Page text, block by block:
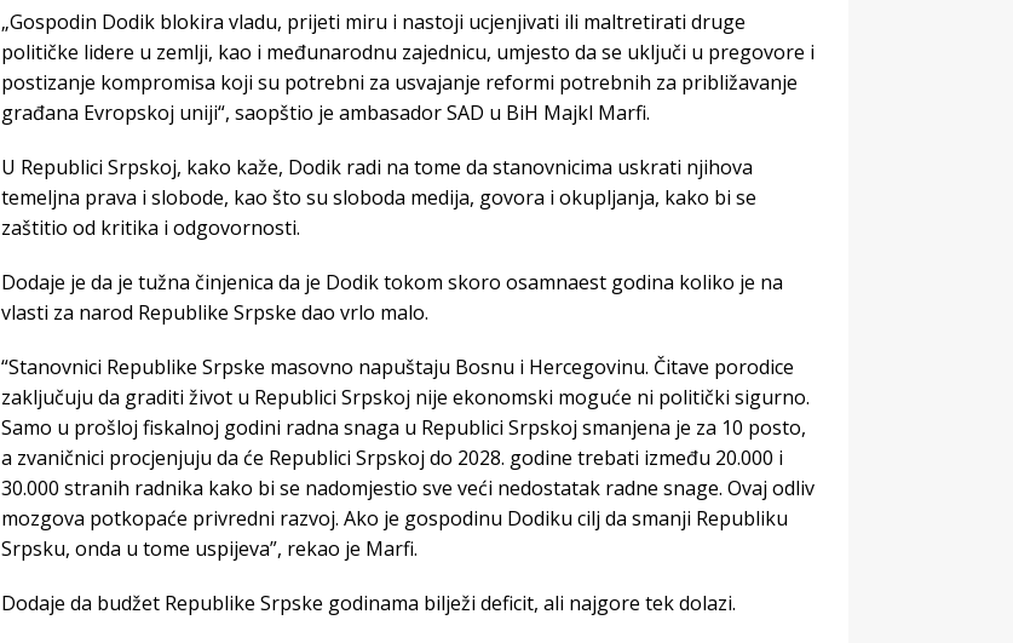
„Gospodin Dodik blokira vladu, prijeti miru i nastoji ucjenjivati ​​ili maltretirati druge
političke lidere u zemlji, kao i međunarodnu zajednicu, umjesto da se uključi u pregovore i
postizanje kompromisa koji su potrebni za usvajanje reformi potrebnih za približavanje
građana Evropskoj uniji“, saopštio je ambasador SAD u BiH Majkl Marfi.
U Republici Srpskoj, kako kaže, Dodik radi na tome da stanovnicima uskrati njihova
temeljna prava i slobode, kao što su sloboda medija, govora i okupljanja, kako bi se
zaštitio od kritika i odgovornosti.
Dodaje je da je tužna činjenica da je Dodik tokom skoro osamnaest godina koliko je na
vlasti za narod Republike Srpske dao vrlo malo.
“Stanovnici Republike Srpske masovno napuštaju Bosnu i Hercegovinu. Čitave porodice
zaključuju da graditi život u Republici Srpskoj nije ekonomski moguće ni politički sigurno.
Samo u prošloj fiskalnoj godini radna snaga u Republici Srpskoj smanjena je za 10 posto,
a zvaničnici procjenjuju da će Republici Srpskoj do 2028. godine trebati između 20.000 i
30.000 stranih radnika kako bi se nadomjestio sve veći nedostatak radne snage. Ovaj odliv
mozgova potkopaće privredni razvoj. Ako je gospodinu Dodiku cilj da smanji Republiku
Srpsku, onda u tome uspijeva”, rekao je Marfi.
Dodaje da budžet Republike Srpske godinama bilježi deficit, ali najgore tek dolazi.